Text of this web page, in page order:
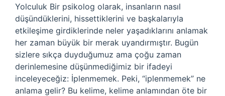
Yolculuk Bir psikolog olarak, insanların nasıl
düşündüklerini, hissettiklerini ve başkalarıyla
etkileşime girdiklerinde neler yaşadıklarını anlamak
her zaman büyük bir merak uyandırmıştır. Bugün
sizlere sıkça duyduğumuz ama çoğu zaman
derinlemesine düşünmediğimiz bir ifadeyi
inceleyeceğiz: İplenmemek. Peki, “iplenmemek” ne
anlama gelir? Bu kelime, kelime anlamından öte bir